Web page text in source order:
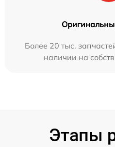
Более 20 тыс.
наличии на
Этапы